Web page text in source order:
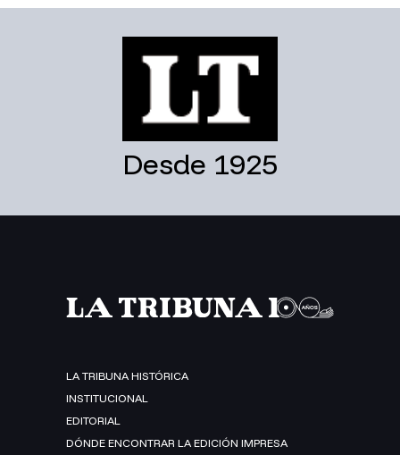
Desde 1925
LA TRIBUNA HISTÓRICA
INSTITUCIONAL
EDITORIAL
DÓNDE ENCONTRAR LA EDICIÓN IMPRESA